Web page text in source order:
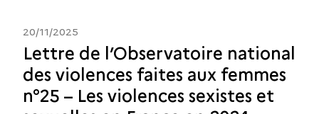
20/11/2025
Lettre de l’Observatoire national
des violences faites aux femmes
n°25 – Les violences sexistes et